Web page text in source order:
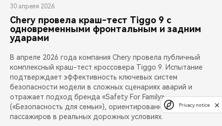
30 апреля 2026
Chery провела краш-тест Tiggo 9 с
одновременными фронтальным и задним
ударами
В апреле 2026 года компания Chery провела публичный
комплексный краш-тест кроссовера Tiggo 9. Испытание
подтверждает эффективность ключевых систем
безопасности модели в сложных сценариях аварий и
отражает подход бренда «Safety For Family»
(«Безопасность для семьи»), ориентированный на защиту
пассажиров в реальных дорожных условиях.
Privacy notice